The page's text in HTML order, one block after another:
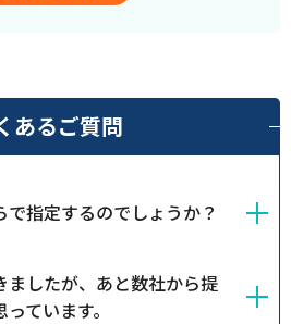
あるご質問
指定するのでしょうか？
ましたが、あと数社から提
ています。